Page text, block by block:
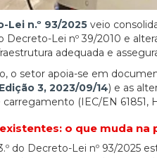
Lei n.º 93/2025 veio
Decreto-Lei nº 39/2010 e
adequada e
o setor apoia-se em
3, 2023/09/14) e as
(IEC/EN 61851,
o que muda na
do Decreto-Lei nº 93/2025